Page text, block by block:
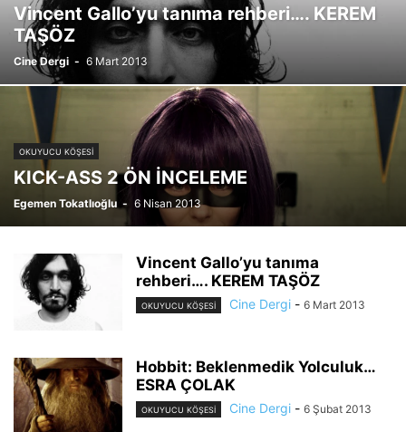
Vincent Gallo’yu tanıma rehberi…. KEREM
TAŞÖZ
Cine Dergi - 6 Mart 2013
OKUYUCU KÖŞESI
KICK-ASS 2 ÖN İNCELEME
Egemen Tokatlıoğlu - 6 Nisan 2013
Vincent Gallo’yu tanıma
rehberi…. KEREM TAŞÖZ
OKUYUCU KÖŞESI Cine Dergi - 6 Mart 2013
Hobbit: Beklenmedik Yolculuk…
ESRA ÇOLAK
OKUYUCU KÖŞESI Cine Dergi - 6 Şubat 2013